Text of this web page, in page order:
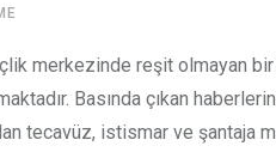
merkezinde reşit olmayan
Basında çıkan
tecavüz, istismar ve şantaja